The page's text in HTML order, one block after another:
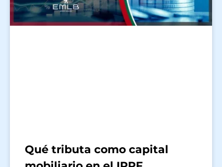
Qué tributa como capital